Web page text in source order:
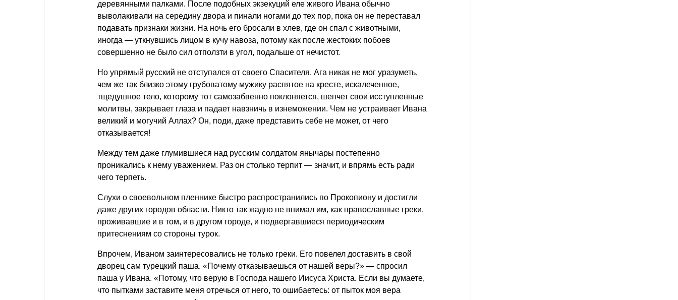
деревянными палками. После подобных экзекуций еле живого Ивана обычно
выволакивали на середину двора и пинали ногами до тех пор, пока он не переставал
подавать признаки жизни. На ночь его бросали в хлев, где он спал с животными,
иногда — уткнувшись лицом в кучу навоза, потому как после жестоких побоев
совершенно не было сил отползти в угол, подальше от нечистот.
Но упрямый русский не отступался от своего Спасителя. Ага никак не мог уразуметь,
чем же так близко этому грубоватому мужику распятое на кресте, искалеченное,
тщедушное тело, которому тот самозабвенно поклоняется, шепчет свои исступленные
молитвы, закрывает глаза и падает навзничь в изнеможении. Чем не устраивает Ивана
великий и могучий Аллах? Он, поди, даже представить себе не может, от чего
отказывается!
Между тем даже глумившиеся над русским солдатом янычары постепенно
проникались к нему уважением. Раз он столько терпит — значит, и впрямь есть ради
чего терпеть.
Слухи о своевольном пленнике быстро распространились по Прокопиону и достигли
даже других городов области. Никто так жадно не внимал им, как православные греки,
проживавшие и в том, и в другом городе, и подвергавшиеся периодическим
притеснениям со стороны турок.
Впрочем, Иваном заинтересовались не только греки. Его повелел доставить в свой
дворец сам турецкий паша. «Почему отказываешься от нашей веры?» — спросил
паша у Ивана. «Потому, что верую в Господа нашего Иисуса Христа. Если вы думаете,
что пытками заставите меня отречься от него, то ошибаетесь: от пыток моя вера